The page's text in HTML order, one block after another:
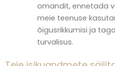
omandit, ennetada
meie teenuse
õigusrikkumisi ja
turvalisus.